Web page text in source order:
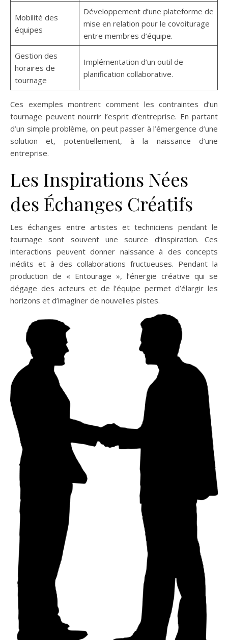
Mobilité des
équipes
Développement d’une plateforme de
mise en relation pour le covoiturage
entre membres d’équipe.
Gestion des
horaires de
tournage
Implémentation d’un outil de
planification collaborative.
Ces exemples montrent comment les contraintes d’un
tournage peuvent nourrir l’esprit d’entreprise. En partant
d’un simple problème, on peut passer à l’émergence d’une
solution et, potentiellement, à la naissance d’une
entreprise.
Les Inspirations Nées
des Échanges Créatifs
Les échanges entre artistes et techniciens pendant le
tournage sont souvent une source d’inspiration. Ces
interactions peuvent donner naissance à des concepts
inédits et à des collaborations fructueuses. Pendant la
production de « Entourage », l’énergie créative qui se
dégage des acteurs et de l’équipe permet d’élargir les
horizons et d’imaginer de nouvelles pistes.